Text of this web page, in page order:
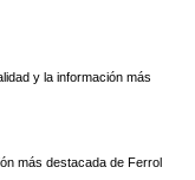
y la información más
más destacada de Ferrol